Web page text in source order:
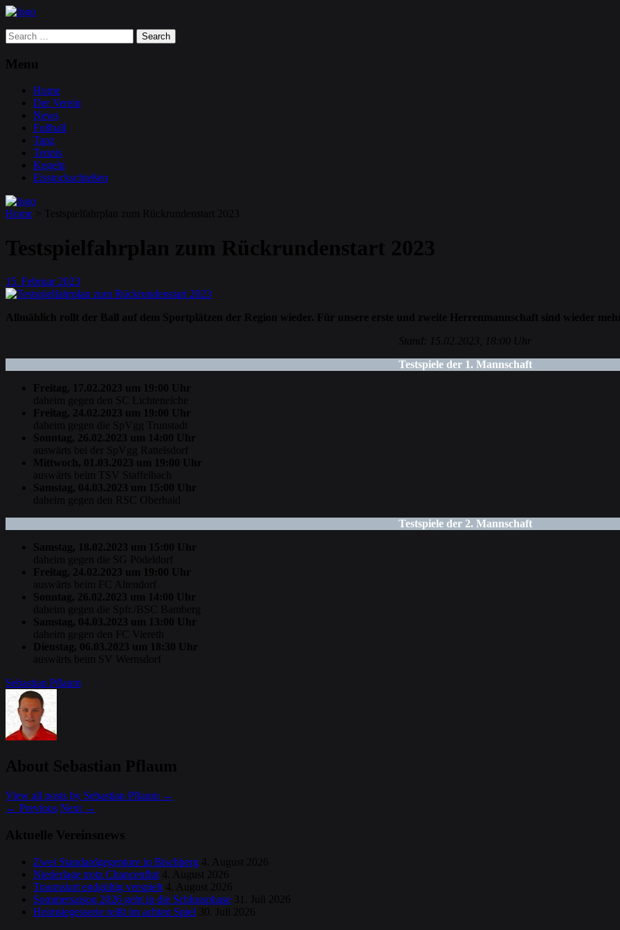
Search
for:
Menu
Home
Der Verein
News
Fußball
Tanz
Tennis
Kegeln
Eisstockschießen
Home Testspielfahrplan zum Rückrundenstart 2023
Testspielfahrplan zum Rückrundenstart 2023
15. Februar 2023
Allmählich rollt der Ball auf dem Sportplätzen der Region wieder. Für unsere erste und zweite Herrenmannschaft sind wieder
Stand: 15.02.2023, 18:00 Uhr
Testspiele der 1. Mannschaft
Freitag, 17.02.2023 um 19:00 Uhr
daheim gegen den SC Lichteneiche
Freitag, 24.02.2023 um 19:00 Uhr
daheim gegen die SpVgg Trunstadt
Sonntag, 26.02.2023 um 14:00 Uhr
auswärts bei der SpVgg Rattelsdorf
Mittwoch, 01.03.2023 um 19:00 Uhr
auswärts beim TSV Staffelbach
Samstag, 04.03.2023 um 15:00 Uhr
daheim gegen den RSC Oberhaid
Testspiele der 2. Mannschaft
Samstag, 18.02.2023 um 15:00 Uhr
daheim gegen die SG Pödeldorf
Freitag, 24.02.2023 um 19:00 Uhr
auswärts beim FC Altendorf
Sonntag, 26.02.2023 um 14:00 Uhr
daheim gegen die Spfr./BSC Bamberg
Samstag, 04.03.2023 um 13:00 Uhr
daheim gegen den FC Viereth
Dienstag, 06.03.2023 um 18:30 Uhr
auswärts beim SV Wernsdorf
Sebastian Pflaum
About Sebastian Pflaum
View all posts by Sebastian Pflaum →
← Previous Next →
Aktuelle Vereinsnews
Zwei Standardgegentore in Bischberg 4. August 2026
Niederlage trotz Chancenflut 4. August 2026
Traumstart endgültig verspielt 4. August 2026
Sommersaison 2026 geht in die Schlussphase 31. Juli 2026
Heimsiegesserie reißt im achten Spiel
30. Juli 2026